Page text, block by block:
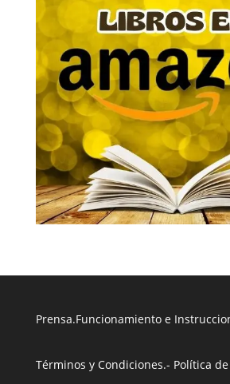
Prensa.Funcionamiento e
Términos y Condiciones.- Política